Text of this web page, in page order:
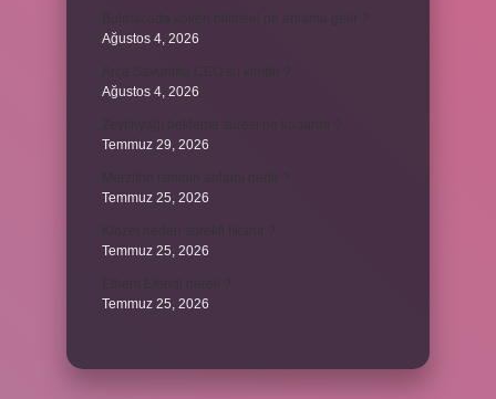
Ağustos 4, 2026
Ağustos 4, 2026
Temmuz 29, 2026
Temmuz 25, 2026
Temmuz 25, 2026
Temmuz 25, 2026